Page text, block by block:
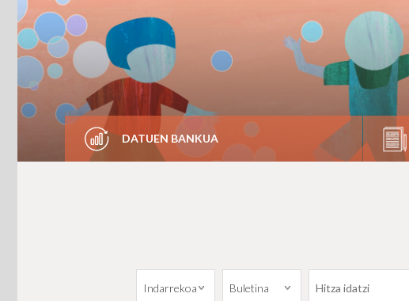
DATUEN BANKUA